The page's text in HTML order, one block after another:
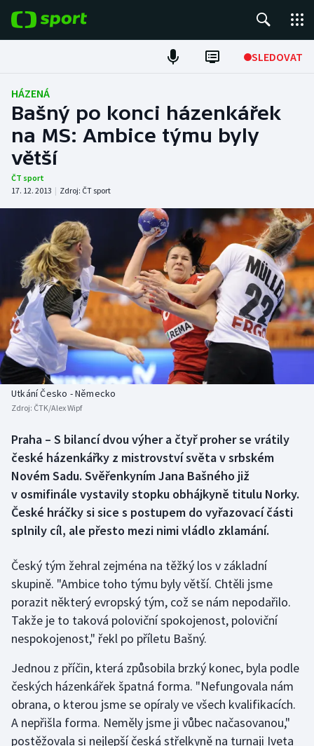
SLEDOVAT
Fotbal
Hokej
Tenis
Atletika
Cyklistika
DALŠÍ SPORTY
Americký fotbal
Baseball a softbal
Basketbal
Biatlon
Box
Curling
Dostihy
Florbal
Futsal
Golf
Gymnastika
Házená
Jezdectví
NEPŘEHLÉDNĚTE
Soutěže
Historické návraty
Aplikace ČT sport
HÁZENÁ
Bašný po konci házenkářek
na MS: Ambice týmu byly
větší
ČT sport
17. 12. 2013 | Zdroj: ČT sport
Utkání Česko - Německo
Zdroj: ČTK/Alex Wipf
Praha – S bilancí dvou výher a čtyř proher se vrátily
české házenkářky z mistrovství světa v srbském
Novém Sadu. Svěřenkyním Jana Bašného již
v osmifinále vystavily stopku obhájkyně titulu Norky.
České hráčky si sice s postupem do vyřazovací části
splnily cíl, ale přesto mezi nimi vládlo zklamání.
Český tým žehral zejména na těžký los v základní
skupině. "Ambice toho týmu byly větší. Chtěli jsme
porazit některý evropský tým, což se nám nepodařilo.
Takže je to taková poloviční spokojenost, poloviční
nespokojenost," řekl po příletu Bašný.
Jednou z příčin, která způsobila brzký konec, byla podle
českých házenkářek špatná forma. "Nefungovala nám
obrana, o kterou jsme se opíraly ve všech kvalifikacích.
A nepřišla forma. Neměly jsme ji vůbec načasovanou,"
postěžovala si nejlepší česká střelkyně na turnaji Iveta